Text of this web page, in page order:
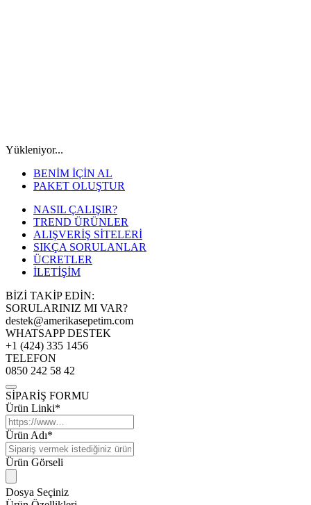
Yükleniyor...
BENİM İÇİN AL
PAKET OLUŞTUR
NASIL ÇALIŞIR?
TREND ÜRÜNLER
ALIŞVERİŞ SİTELERİ
SIKÇA SORULANLAR
ÜCRETLER
İLETİŞİM
BİZİ TAKİP EDİN:
SORULARINIZ MI VAR?
destek@amerikasepetim.com
WHATSAPP DESTEK
+1 (424) 335 1456
TELEFON
0850 242 58 42
SİPARİŞ FORMU
Ürün Linki*
Ürün Adı*
Ürün Görseli
Dosya Seçiniz